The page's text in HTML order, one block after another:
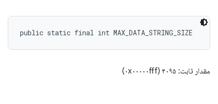
public static final int MAX_DATA_STRING_SIZE
مقدار ثابت: ۴۰۹۵ (۰x۰۰۰۰۰fff)